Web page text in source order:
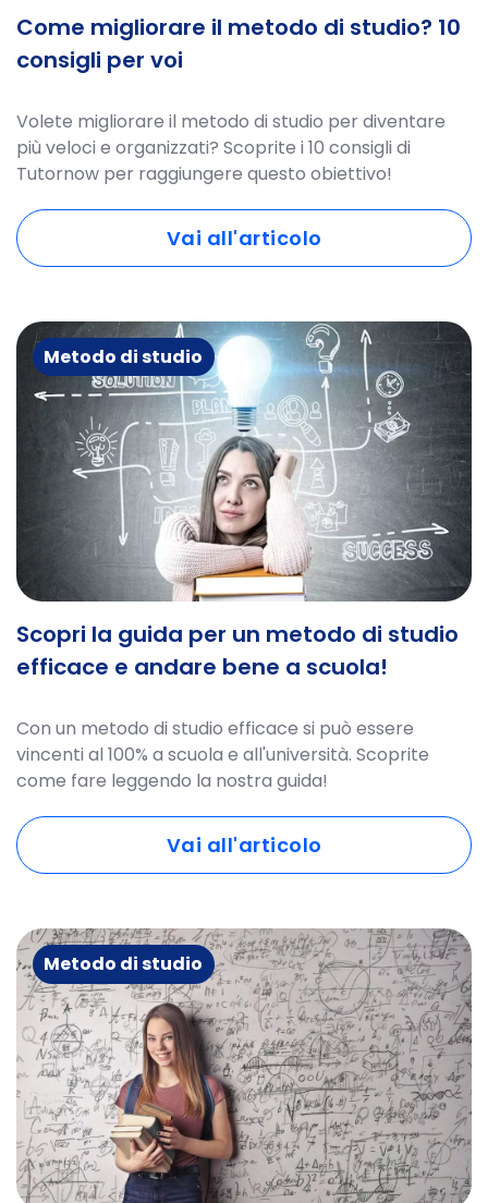
Come migliorare il metodo di studio? 10
consigli per voi
Volete migliorare il metodo di studio per diventare
più veloci e organizzati? Scoprite i 10 consigli di
Tutornow per raggiungere questo obiettivo!
Vai all'articolo
Metodo di studio
Scopri la guida per un metodo di studio
efficace e andare bene a scuola!
Con un metodo di studio efficace si può essere
vincenti al 100% a scuola e all'università. Scoprite
come fare leggendo la nostra guida!
Vai all'articolo
Metodo di studio